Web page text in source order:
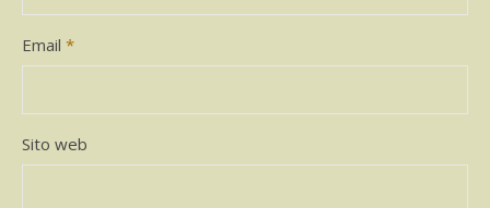
Email *
Sito web